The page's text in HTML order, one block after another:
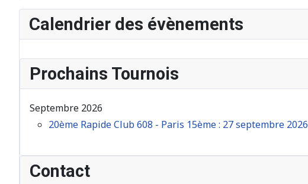
Calendrier des évènements
Prochains Tournois
Septembre 2026
20ème Rapide Club 608 - Paris 15ème : 27 septembre 2026
Contact